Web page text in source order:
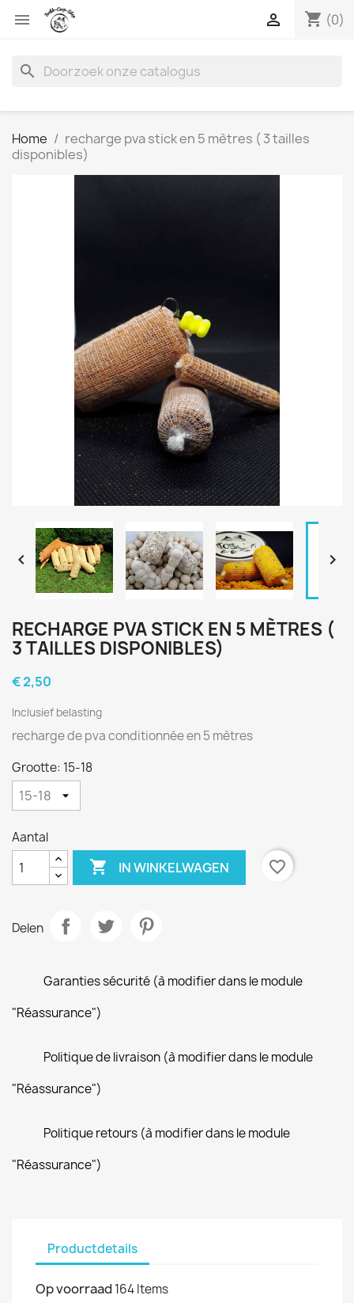
 shopping_cart (0)

search
Home
recharge pva stick en 5 mètres ( 3 tailles
disponibles)
 
RECHARGE PVA STICK EN 5 MÈTRES (
3 TAILLES DISPONIBLES)
€ 2,50
Inclusief belasting
recharge de pva conditionnée en 5 mètres
Grootte: 15-18
Aantal
 IN WINKELWAGEN favorite_border
Delen
Garanties sécurité (à modifier dans le module
"Réassurance")
Politique de livraison (à modifier dans le module
"Réassurance")
Politique retours (à modifier dans le module
"Réassurance")
Productdetails
Op voorraad 164 Items